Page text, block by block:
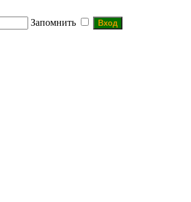
Запомнить